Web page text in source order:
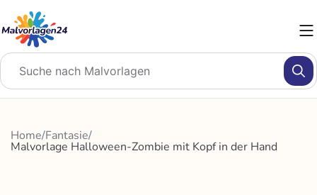
Inhalt
springen
Home/Fantasie/
Malvorlage Halloween-Zombie mit Kopf in der Hand